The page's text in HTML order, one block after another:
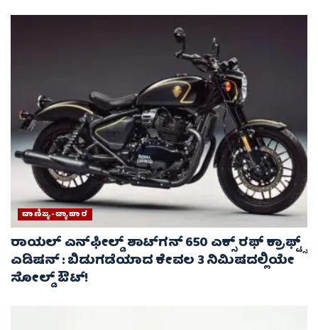
ವಾಣಿಜ್ಯ-ವ್ಯಾಪಾರ
ರಾಯಲ್ ಎನ್‌ಫೀಲ್ಡ್ ಶಾಟ್‌ಗನ್ 650 ಎಕ್ಸ್ ರಫ್ ಕ್ರಾಫ್ಟ್ಸ್
ಎಡಿಷನ್ : ಬಿಡುಗಡೆಯಾದ ಕೇವಲ 3 ನಿಮಿಷದಲ್ಲಿಯೇ
ಸೋಲ್ಡ್ ಔಟ್!